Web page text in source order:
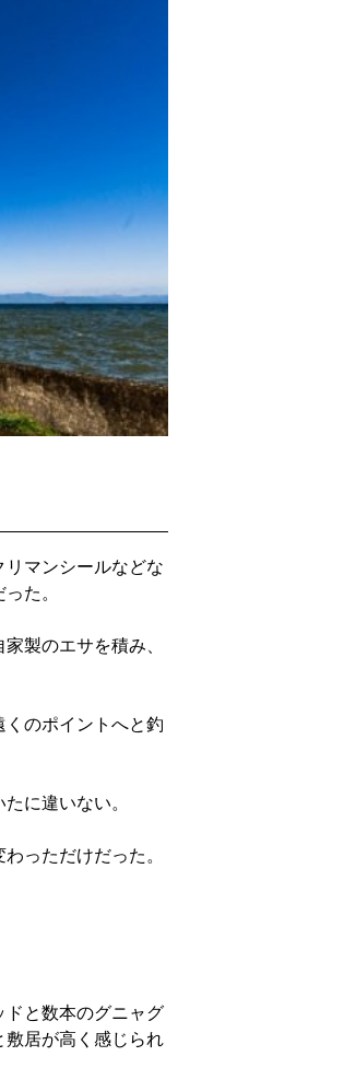
マンシールなどな
た。
製のエサを積み、
のポイントへと釣
に違いない。
っただけだった。
と数本のグニャグ
居が高く感じられ